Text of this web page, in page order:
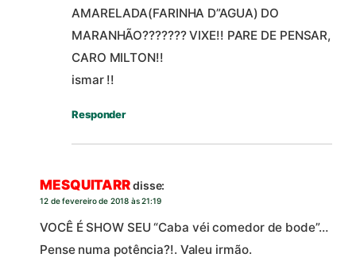
AMARELADA(FARINHA D”AGUA) DO
MARANHÃO??????? VIXE!! PARE DE PENSAR,
CARO MILTON!!
ismar !!
Responder
MESQUITARRdisse:
12 de fevereiro de 2018 às 21:19
VOCÊ É SHOW SEU “Caba véi comedor de bode”…
Pense numa potência?!. Valeu irmão.